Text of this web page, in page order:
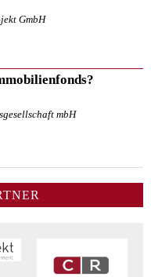
GmbH
mbH